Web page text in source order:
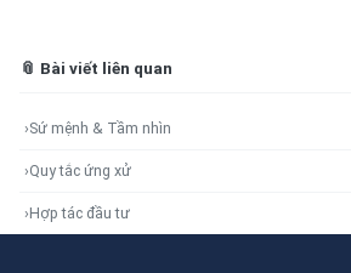
📎 Bài viết liên quan
›Sứ mệnh & Tầm nhìn
›Quy tắc ứng xử
›Hợp tác đầu tư